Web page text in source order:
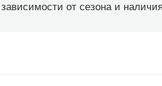
от сезона и